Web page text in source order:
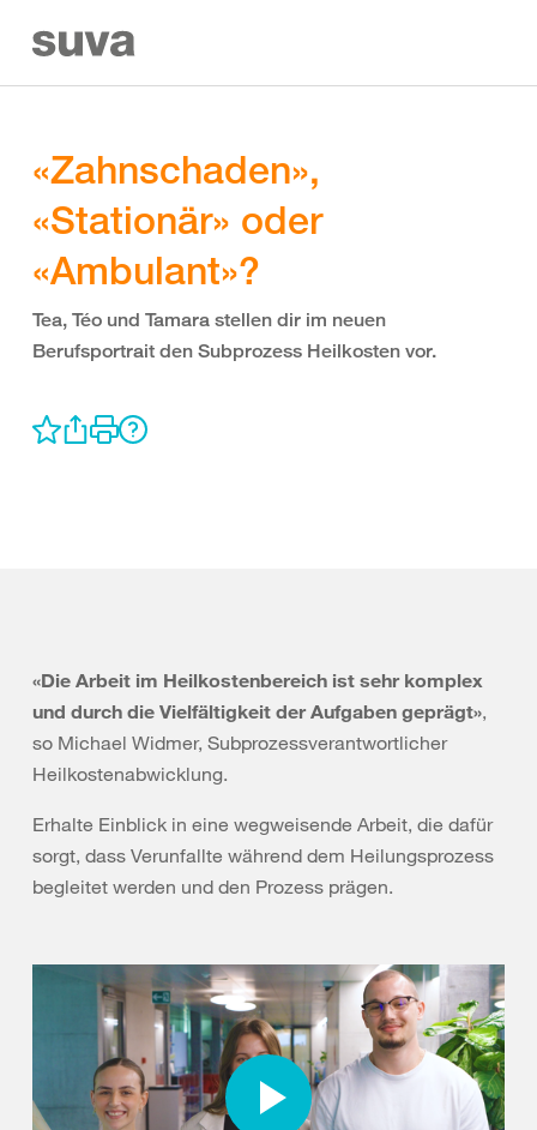
«Zahnschaden»,
«Stationär» oder
«Ambulant»?
Tea, Téo und Tamara stellen dir im neuen
Berufsportrait den Subprozess Heilkosten vor.
«Die Arbeit im Heilkostenbereich ist sehr komplex
und durch die Vielfältigkeit der Aufgaben geprägt»,
so Michael Widmer, Subprozessverantwortlicher
Heilkostenabwicklung.
Erhalte Einblick in eine wegweisende Arbeit, die dafür
sorgt, dass Verunfallte während dem Heilungsprozess
begleitet werden und den Prozess prägen.